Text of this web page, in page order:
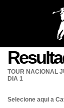
TOUR NACIONAL
DIA 1
Selecione aqui a